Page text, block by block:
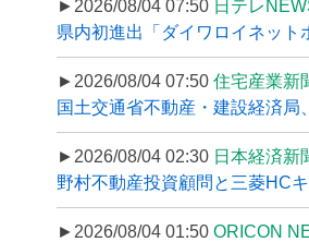
►2026/08/04 07:50 日テレ
県内初進出「ダイワロイネット
►2026/08/04 07:50 住宅産業新
国土交通省不動産・建設経済局
►2026/08/04 02:30 日本経済新
野村不動産投資顧問と三菱HC
►2026/08/04 01:50 ORICON